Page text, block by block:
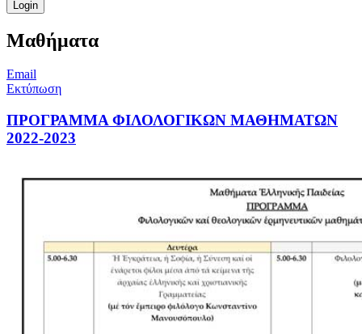
Μαθήματα
Email
Εκτύπωση
ΠΡΟΓΡΑΜΜΑ ΦΙΛΟΛΟΓΙΚΩΝ ΜΑΘΗΜΑΤΩΝ
2022-2023